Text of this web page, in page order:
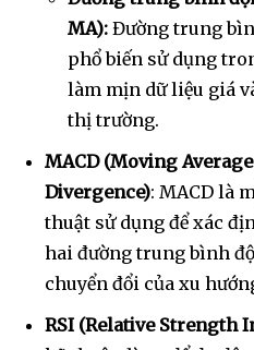
MA): Đường trung
phổ biến sử dụng
làm mịn dữ liệu giá
thị trường.
MACD (Moving
Divergence): MACD là
thuật sử dụng để xác
hai đường trung bình
chuyển đổi của xu
RSI (Relative Strength